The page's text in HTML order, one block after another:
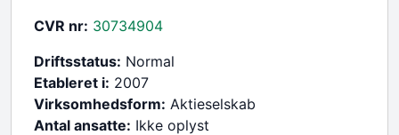
CVR nr: 30734904
Driftsstatus: Normal
Etableret i: 2007
Virksomhedsform: Aktieselskab
Antal ansatte: Ikke oplyst